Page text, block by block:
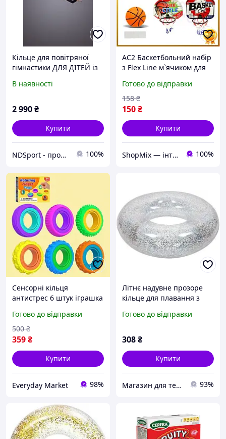
Кільце для повітряної
гімнастики ДЛЯ ДІТЕЙ із
акробатичне кільце
В наявності
2 990₴
Купити
NDSport - професійне обладнання для гімнастики 100%
AC2 Баскетбольний набір
з Flex Line м`ячиком для
активного відпочинку гра
для ді DE
Готово до відправки
150₴
158 ₴
Купити
ShopMix — інтернет-магазин сумок та аксесуарів 100%
Сенсорні кільця
антистрес 6 штук іграшка
сенсорна іграшка для
зняття стресу
Готово до відправки
359₴
500 ₴
Купити
Everyday Market 98%
Літнє надувне прозоре
кільце для плавання з
і дітей з ручками 100 см
Готово до відправки
308₴
Купити
Магазин для тебе 93%